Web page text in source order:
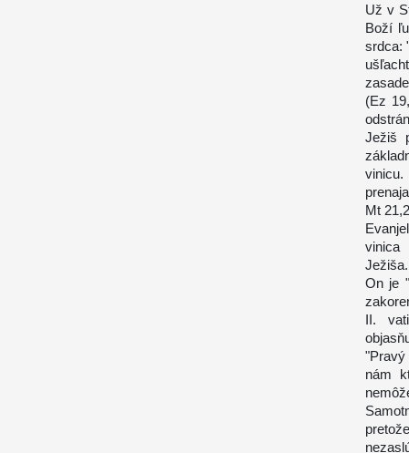
Už v
Boží
srdca:
(Ez
Ježiš
Mt
vinica
On je
II.
"Pravý
nám